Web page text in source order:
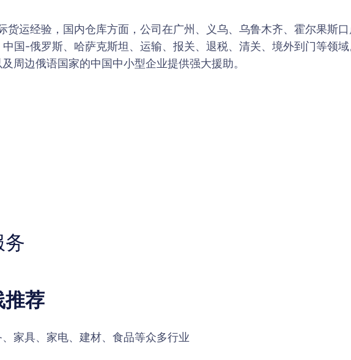
运经验，国内仓库方面，公司在广州、义乌、乌鲁木齐、霍尔果斯口
国-俄罗斯、哈萨克斯坦、运输、报关、退税、清关、境外到门等领
及周边俄语国家的中国中小型企业提供强大援助。
务
推荐
家具、家电、建材、食品等众多行业